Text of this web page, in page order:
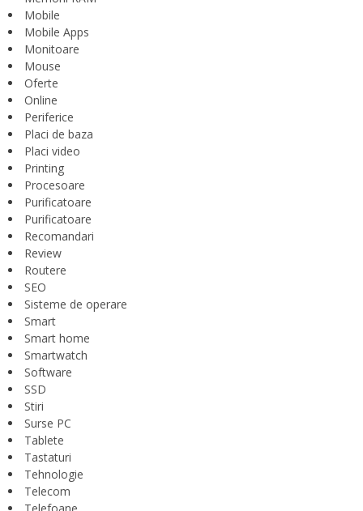
Mobile
Mobile Apps
Monitoare
Mouse
Oferte
Online
Periferice
Placi de baza
Placi video
Printing
Procesoare
Purificatoare
Purificatoare
Recomandari
Review
Routere
SEO
Sisteme de operare
Smart
Smart home
Smartwatch
Software
SSD
Stiri
Surse PC
Tablete
Tastaturi
Tehnologie
Telecom